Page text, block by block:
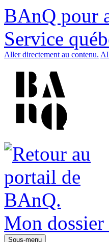
BAnQ pour
Service
Aller directement au contenu.
Mon dossier
Sous-menu